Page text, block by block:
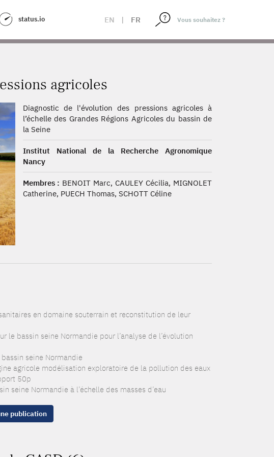
status.io EN | FR
agricoles
Diagnostic de l'évolution des pressions agricoles à
l’échelle des Grandes Régions Agricoles du bassin de
la Seine
Institut National de la Recherche Agronomique
Nancy
Membres : BENOIT Marc, CAULEY Cécilia, MIGNOLET
Catherine, PUECH Thomas, SCHOTT Céline
en domaine souterrain et reconstitution de leur
bassin seine Normandie pour l’analyse de l’évolution
seine Normandie
agricole modélisation exploratoire de la pollution des eaux
50p
seine Normandie à l’échelle des masses d’eau
publication